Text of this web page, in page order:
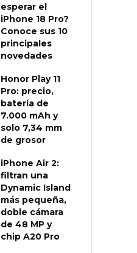
esperar el
iPhone 18 Pro?
Conoce sus 10
principales
novedades
Honor Play 11
Pro: precio,
batería de
7.000 mAh y
solo 7,34 mm
de grosor
iPhone Air 2:
filtran una
Dynamic Island
más pequeña,
doble cámara
de 48 MP y
chip A20 Pro